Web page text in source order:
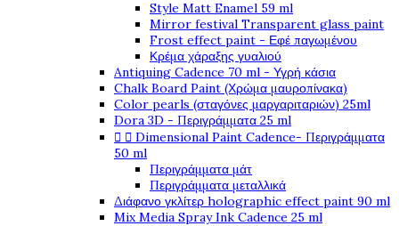
Style Matt Enamel 59 ml
Mirror festival Transparent glass paint
Frost effect paint - Εφέ παγωμένου
Κρέμα χάραξης γυαλιού
Antiquing Cadence 70 ml - Υγρή κάσια
Chalk Board Paint (Χρώμα μαυροπίνακα)
Color pearls (σταγόνες μαργαριταριών) 25ml
Dora 3D - Περιγράμματα 25 ml
  Dimensional Paint Cadence- Περιγράμματα
50 ml
Περιγράμματα μάτ
Περιγράμματα μεταλλικά
Διάφανο γκλίτερ holographic effect paint 90 ml
Mix Media Spray Ink Cadence 25 ml